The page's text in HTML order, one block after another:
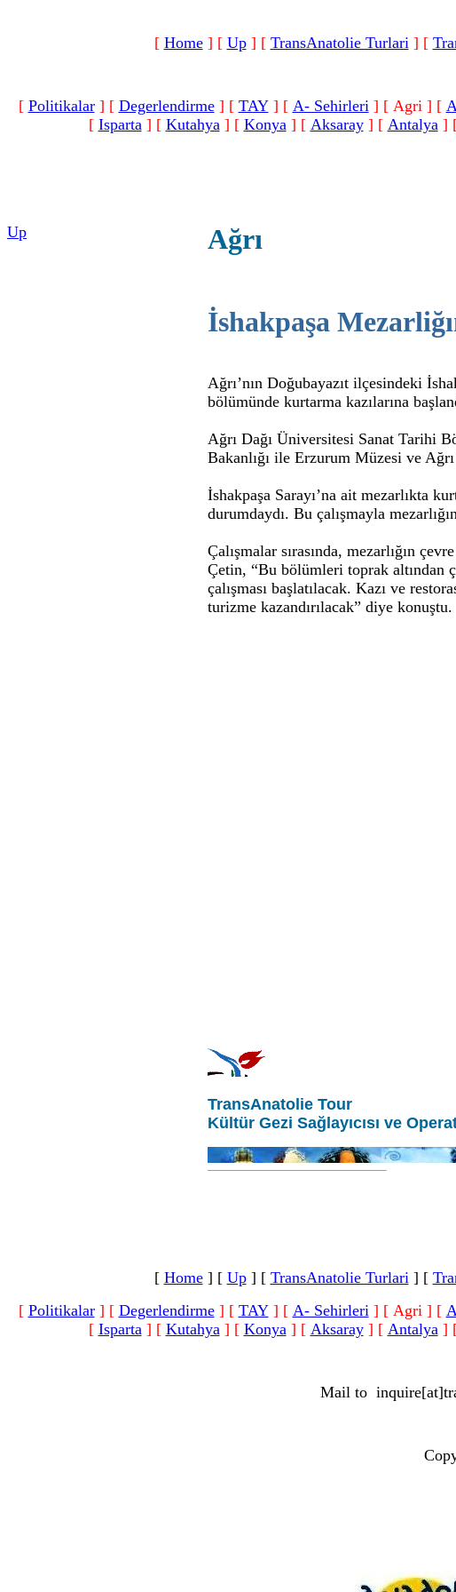
[ Home] [ Up] [ TransAnatolie Turlari] [
[ Politikalar] [ Degerlendirme] [ TAY] [ A- Sehirleri] [ Agri ] [
[ Isparta] [ Kutahya] [ Konya] [ Aksaray] [ Antalya]
Up Ağrı
İshakpaşa
Ağrı’nın Doğubayazıt ilçesindeki
bölümünde kurtarma kazılarına
Ağrı Dağı Üniversitesi Sanat Tarihi
Bakanlığı ile Erzurum Müzesi ve
İshakpaşa Sarayı’na ait mezarlıkta
durumdaydı. Bu çalışmayla
Çalışmalar sırasında, mezarlığın
Çetin, “Bu bölümleri toprak altından
çalışması başlatılacak. Kazı ve
turizme kazandırılacak” diye konuştu.
TransAnatolie Tour
Kültür Gezi Sağlayıcısı ve
[ Home] [ Up] [ TransAnatolie Turlari] [
[ Politikalar] [ Degerlendirme] [ TAY] [ A- Sehirleri] [ Agri ] [
[ Isparta] [ Kutahya] [ Konya] [ Aksaray] [ Antalya]
Mail to